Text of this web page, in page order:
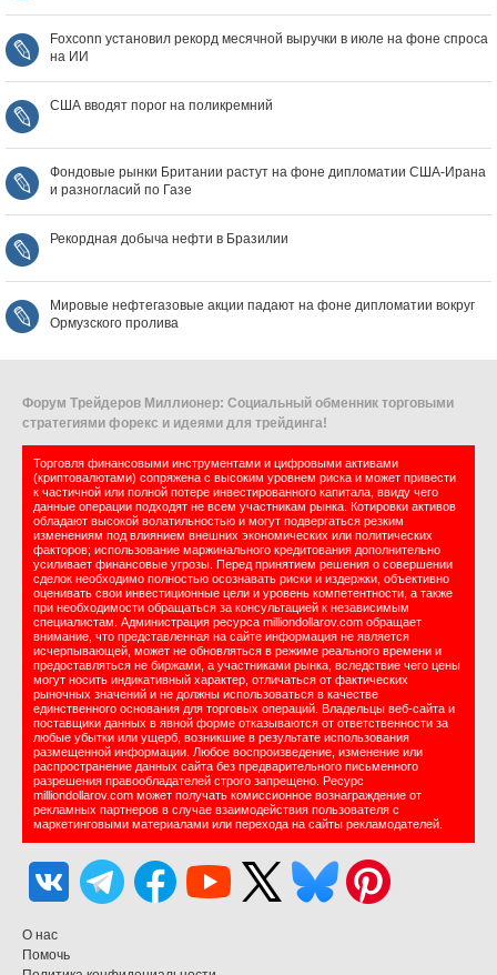
Foxconn установил рекорд месячной выручки в июле на фоне спроса
на ИИ
США вводят порог на поликремний
Фондовые рынки Британии растут на фоне дипломатии США‑Ирана
и разногласий по Газе
Рекордная добыча нефти в Бразилии
Мировые нефтегазовые акции падают на фоне дипломатии вокруг
Ормузского пролива
Форум Трейдеров Миллионер: Социальный обменник торговыми
стратегиями форекс и идеями для трейдинга!
Торговля финансовыми инструментами и цифровыми активами
(криптовалютами) сопряжена с высоким уровнем риска и может привести
к частичной или полной потере инвестированного капитала, ввиду чего
данные операции подходят не всем участникам рынка. Котировки активов
обладают высокой волатильностью и могут подвергаться резким
изменениям под влиянием внешних экономических или политических
факторов; использование маржинального кредитования дополнительно
усиливает финансовые угрозы. Перед принятием решения о совершении
сделок необходимо полностью осознавать риски и издержки, объективно
оценивать свои инвестиционные цели и уровень компетентности, а также
при необходимости обращаться за консультацией к независимым
специалистам. Администрация ресурса milliondollarov.com обращает
внимание, что представленная на сайте информация не является
исчерпывающей, может не обновляться в режиме реального времени и
предоставляться не биржами, а участниками рынка, вследствие чего цены
могут носить индикативный характер, отличаться от фактических
рыночных значений и не должны использоваться в качестве
единственного основания для торговых операций. Владельцы веб-сайта и
поставщики данных в явной форме отказываются от ответственности за
любые убытки или ущерб, возникшие в результате использования
размещенной информации. Любое воспроизведение, изменение или
распространение данных сайта без предварительного письменного
разрешения правообладателей строго запрещено. Ресурс
milliondollarov.com может получать комиссионное вознаграждение от
рекламных партнеров в случае взаимодействия пользователя с
маркетинговыми материалами или перехода на сайты рекламодателей.
О нас
Помочь